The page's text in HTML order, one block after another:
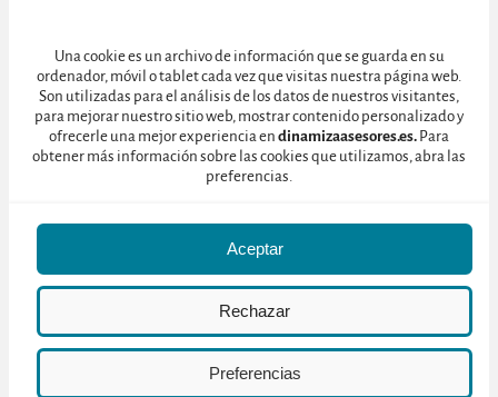
Una cookie es un archivo de información que se guarda en su
ordenador, móvil o tablet cada vez que visitas nuestra página web.
Son utilizadas para el análisis de los datos de nuestros visitantes,
para mejorar nuestro sitio web, mostrar contenido personalizado y
ofrecerle una mejor experiencia en dinamizaasesores.es. Para
obtener más información sobre las cookies que utilizamos, abra las
preferencias.
Aceptar
Rechazar
Preferencias